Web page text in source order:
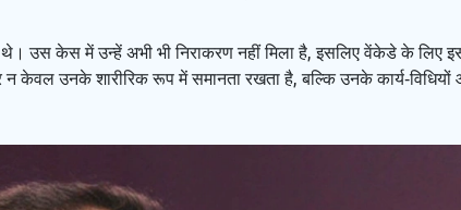
उस केस में उन्हें अभी भी निराकरण नहीं मिला है, इसलिए वेंकेडे के लिए
न केवल उनके शारीरिक रूप में समानता रखता है, बल्कि उनके